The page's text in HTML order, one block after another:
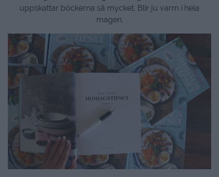
uppskattar böckerna så mycket. Blir ju varm i hela
magen.